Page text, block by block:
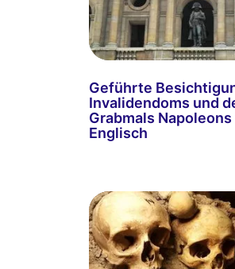
Geführte
Invalidendoms und
Grabmals
Englisch